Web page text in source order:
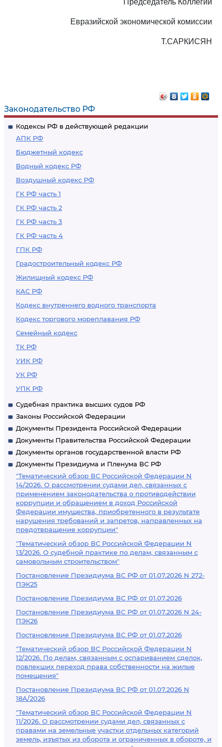
Законодательство РФ
Кодексы РФ в действующей редакции
АПК РФ
Бюджетный кодекс
Водный кодекс РФ
Воздушный кодекс РФ
ГК РФ часть 1
ГК РФ часть 2
ГК РФ часть 3
ГК РФ часть 4
ГПК РФ
Градостроительный кодекс РФ
Жилищный кодекс РФ
КАС РФ
Кодекс внутреннего водного транспорта
Кодекс торгового мореплавания РФ
Семейный кодекс
ТК РФ
УИК РФ
УК РФ
УПК РФ
Судебная практика высших судов РФ
Законы Российской Федерации
Документы Президента Российской Федерации
Документы Правительства Российской Федерации
Документы органов государственной власти РФ
Документы Президиума и Пленума ВС РФ
"Тематический обзор ВС Российской Федерации N
14/2026. О рассмотрении судами дел, связанных с
применением законодательства о противодействии
коррупции и обращением в доход Российской
Федерации имущества, приобретенного в результате
нарушения требований и запретов, направленных на
предотвращение коррупции"
"Тематический обзор ВС Российской Федерации N
13/2026. О судебной практике по делам, связанным с
самовольным строительством"
Постановление Президиума ВС РФ от 01.07.2026 N 272-
ПЭК25
Постановление Президиума ВС РФ от 01.07.2026
Постановление Президиума ВС РФ от 01.07.2026 N 24-
ПЭК26
Постановление Президиума ВС РФ от 01.07.2026
"Тематический обзор ВС Российской Федерации N
12/2026. По делам, связанным с оспариванием сделок,
повлекших переход права собственности на жилые
помещения"
Постановление Президиума ВС РФ от 01.07.2026 N
18А/2026
"Тематический обзор ВС Российской Федерации N
11/2026. О рассмотрении судами дел, связанных с
правами на земельные участки отдельных категорий
земель, изъятых из оборота и ограниченных в обороте, и
Председатель Коллегии
Евразийской экономической комиссии
Т.САРКИСЯН